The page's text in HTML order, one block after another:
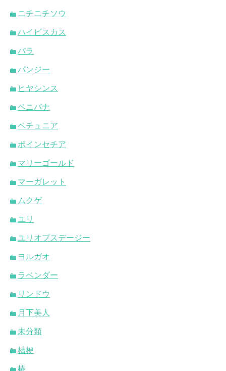
ニチニチソウ
ハイビスカス
バラ
パンジー
ヒヤシンス
ベニバナ
ペチュニア
ポインセチア
マリーゴールド
マーガレット
ムクゲ
ユリ
ユリオプスデージー
ヨルガオ
ラベンダー
リンドウ
月下美人
未分類
桔梗
椿